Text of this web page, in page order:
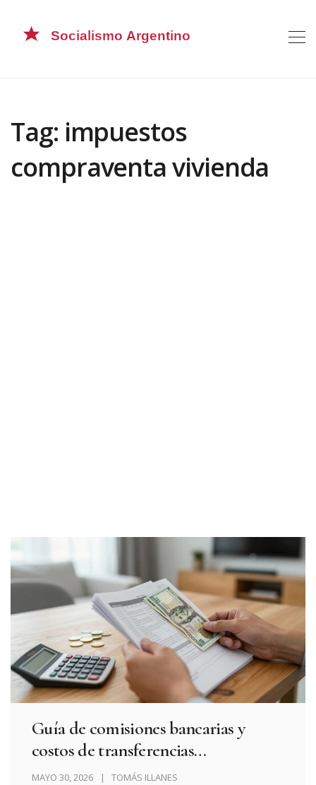
Tag: impuestos
compraventa vivienda
Guía de comisiones bancarias y
costos de transferencias
inmobiliarias en España 2026
MAYO 30, 2026 TOMÁS ILLANES